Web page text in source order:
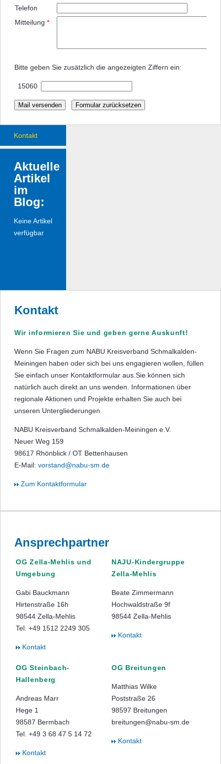
Telefon
Mitteilung *
Bitte geben Sie zusätzlich die angezeigten Ziffern ein:
15060
Kontakt
Aktuelle
Artikel
im
Blog:
Keine Artikel
verfügbar
Kontakt
Wir informieren Sie und geben gerne Auskunft!
Wenn Sie Fragen zum NABU Kreisverband Schmalkalden-
Meiningen haben oder sich bei uns engagieren wollen, füllen
Sie einfach unser Kontaktformular aus.Sie können sich
natürlich auch direkt an uns wenden. Informationen über
regionale Aktionen und Projekte erhalten Sie auch bei
unseren Untergliederungen.
NABU Kreisverband Schmalkalden-Meiningen e.V.
Neuer Weg 159
98617 Rhönblick / OT Bettenhausen
E-Mail: vorstand@nabu-sm.de
Zum Kontaktformular
Ansprechpartner
OG Zella-Mehlis und
Umgebung
Gabi Bauckmann
Hirtenstraße 16h
98544 Zella-Mehlis
Tel. +49 1512 2249 305
Kontakt
NAJU-Kindergruppe
Zella-Mehlis
Beate Zimmermann
Hochwaldstraße 9f
98544 Zella-Mehlis
Kontakt
OG Steinbach-
Hallenberg
Andreas Marr
Hege 1
98587 Bermbach
Tel. +49 3 68 47 5 14 72
Kontakt
OG Breitungen
Matthias Wilke
Poststraße 26
98597 Breitungen
breitungen@nabu-sm.de
Kontakt